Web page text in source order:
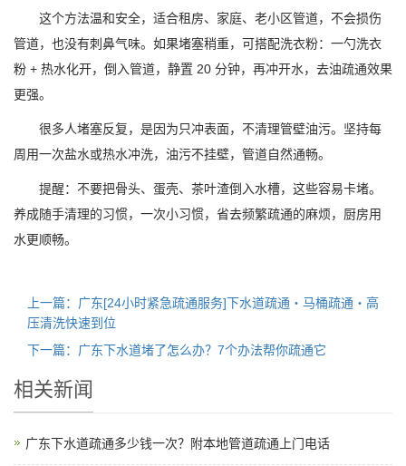
这个方法温和安全，适合租房、家庭、老小区管道，不会损伤
管道，也没有刺鼻气味。如果堵塞稍重，可搭配洗衣粉：一勺洗衣
粉 + 热水化开，倒入管道，静置 20 分钟，再冲开水，去油疏通效果
更强。
很多人堵塞反复，是因为只冲表面，不清理管壁油污。坚持每
周用一次盐水或热水冲洗，油污不挂壁，管道自然通畅。
提醒：不要把骨头、蛋壳、茶叶渣倒入水槽，这些容易卡堵。
养成随手清理的习惯，一次小习惯，省去频繁疏通的麻烦，厨房用
水更顺畅。
上一篇：广东[24小时紧急疏通服务]下水道疏通・马桶疏通・高
压清洗快速到位
下一篇：广东下水道堵了怎么办？7个办法帮你疏通它
相关新闻
广东下水道疏通多少钱一次？附本地管道疏通上门电话